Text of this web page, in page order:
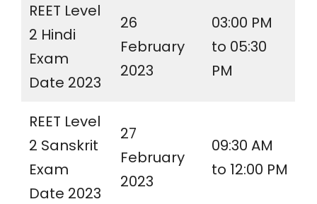
REET Level
2 Hindi
Exam
Date 2023
26
February
2023
03:00 PM
to 05:30
PM
REET Level
2 Sanskrit
Exam
Date 2023
27
February
2023
09:30 AM
to 12:00 PM